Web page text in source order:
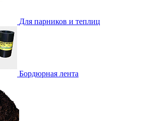
Для парников и теплиц
Бордюрная лента